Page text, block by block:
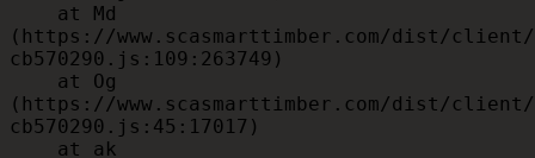
(https://www.scasmarttimber.com/dist/
cb570290.js:109:263749)
(https://www.scasmarttimber.com/dist/
cb570290.js:45:17017)